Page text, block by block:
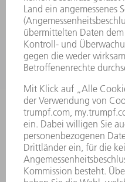
ANWENDUNGEN
BRANCHEN
UNTERNEHMEN
KARRIERE
STELLENANGEBOTE
UNTERNEHMENSPROFIL
GESCHÄFTSBERICHT
COMPLIANCE
HINWEISGEBERSYSTEM
SECURITY
PRESSEMITTEILUNGEN
MAGAZINE
LIEFERANTEN